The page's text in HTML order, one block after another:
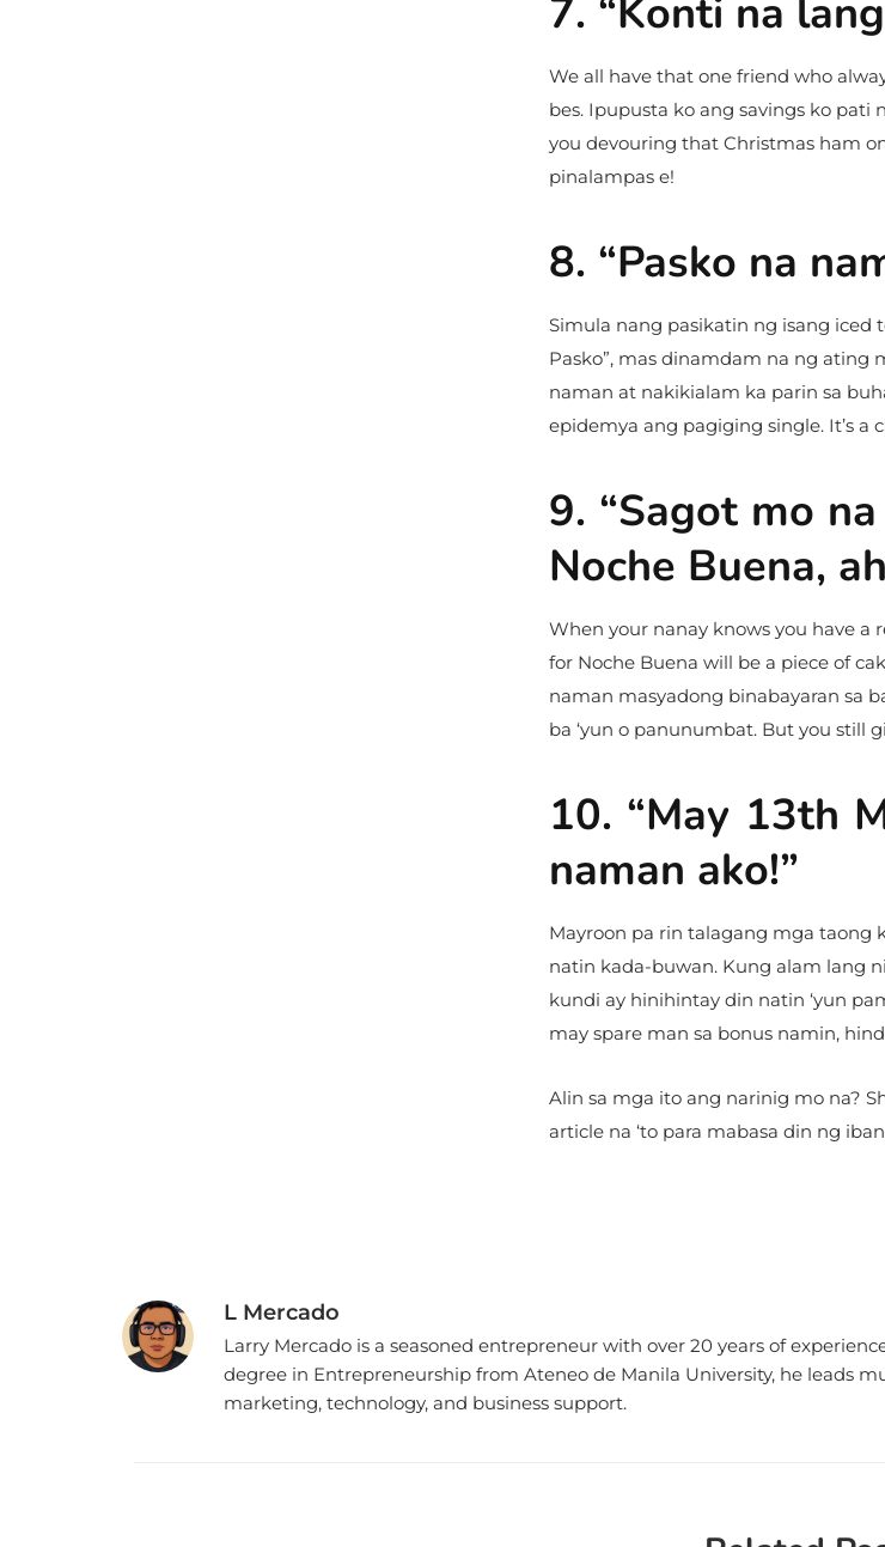
7. “Konti na
We all have that one friend who
bes. Ipupusta ko ang savings ko pati
you devouring that Christmas ham
pinalampas e!
8. “Pasko na
Simula nang pasikatin ng isang iced
Pasko”, mas dinamdam na ng ating
naman at nakikialam ka parin sa
epidemya ang pagiging single. It’s a
9. “Sagot mo
Noche Buena,
When your nanay knows you have a
for Noche Buena will be a piece of
naman masyadong binabayaran sa
ba ‘yun o panunumbat. But you still
10. “May 13th
naman ako!”
Mayroon pa rin talagang mga taong
natin kada-buwan. Kung alam lang
kundi ay hinihintay din natin ‘yun
may spare man sa bonus namin,
Alin sa mga ito ang narinig mo na?
article na ‘to para mabasa din ng
L Mercado
Larry Mercado is a seasoned entrepreneur with over 20 years of
degree in Entrepreneurship from Ateneo de Manila University, he leads
marketing, technology, and business support.